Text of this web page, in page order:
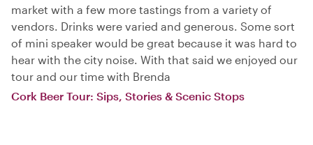
market with a few more tastings from a variety of
vendors. Drinks were varied and generous. Some sort
of mini speaker would be great because it was hard to
hear with the city noise. With that said we enjoyed our
tour and our time with Brenda
Cork Beer Tour: Sips, Stories & Scenic Stops